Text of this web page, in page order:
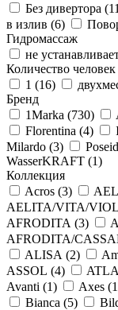
Без дивертора (11
в излив (6)
Гидромассаж
не
Количество человек
1 (16)
Бренд
1Marka (730)
Florentina (4)
Milardo (3)
WasserKRAFT (1)
Коллекция
Acros (3)
AELITA/VITA/
AFRODITA (3)
AFRODITA/
ALISA (2)
ASSOL (4)
Avanti (1) Axes (1
Bianca (5)